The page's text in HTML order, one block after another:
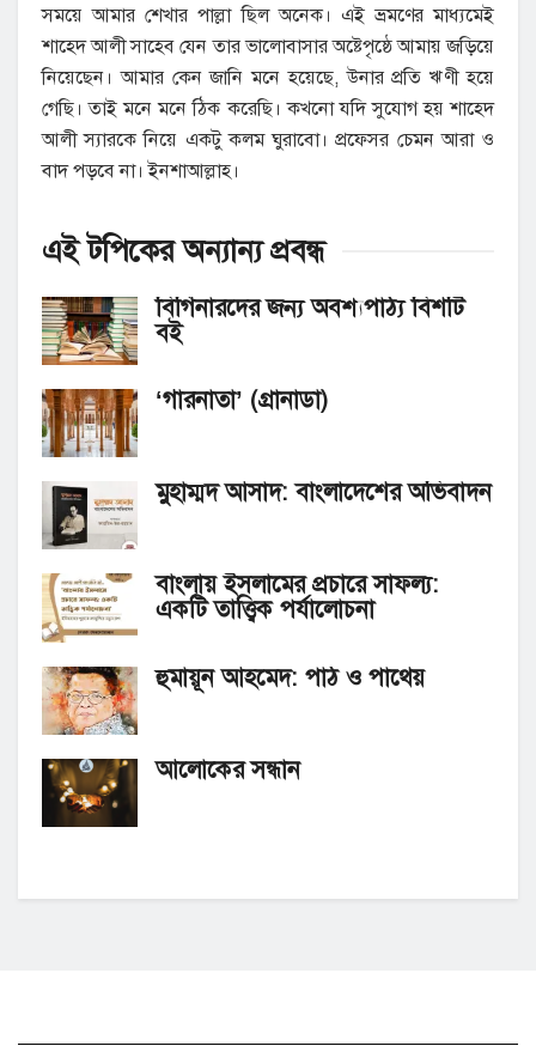
সময়ে আমার শেখার পাল্লা ছিল অনেক। এই ভ্রমণের মাধ্যমেই
শাহেদ আলী সাহেব যেন তার ভালোবাসার অষ্টেপৃষ্ঠে আমায় জড়িয়ে
নিয়েছেন। আমার কেন জানি মনে হয়েছে, উনার প্রতি ঋণী হয়ে
গেছি। তাই মনে মনে ঠিক করেছি। কখনো যদি সুযোগ হয় শাহেদ
আলী স্যারকে নিয়ে একটু কলম ঘুরাবো। প্রফেসর চেমন আরা ও
বাদ পড়বে না। ইনশাআল্লাহ।
এই টপিকের অন্যান্যপ্রবন্ধ
বিগিনারদের জন্য অবশ্যপাঠ্য বিশটি
বই
‘গারনাতা’ (গ্রানাডা)
মুহাম্মদ আসাদ: বাংলাদেশের অভিবাদন
বাংলায় ইসলামের প্রচারে সাফল্য:
একটি তাত্ত্বিক পর্যালোচনা
হুমায়ূন আহমেদ: পাঠ ও পাথেয়
আলোকের সন্ধান